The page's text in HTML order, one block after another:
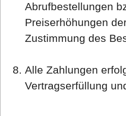
Abrufbestellungen
Preiserhöhungen
Zustimmung des
Alle Zahlungen
Vertragserfüllung